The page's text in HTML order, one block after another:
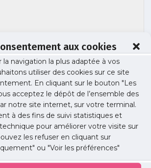
aux cookies
navigation la plus adaptée à vos
utiliser des cookies sur ce site
En cliquant sur le bouton "Les
acceptez le dépôt de l’ensemble des
notre site internet, sur votre terminal.
à des fins de suivi statistiques et
pour améliorer votre visite sur
les refuser en cliquant sur
ou "Voir les préférences"
juridique-couvo-
2022
: